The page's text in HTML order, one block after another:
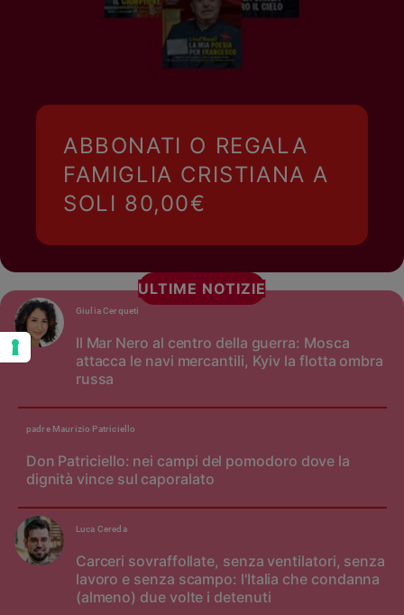
ABBONATI O REGALA
FAMIGLIA CRISTIANA A
SOLI 80,00€
ULTIME NOTIZIE
Il Mar Nero al centro della guerra: Mosca
attacca le navi mercantili, Kyiv la flotta ombra
russa
Giulia Cerqueti
Don Patriciello: nei campi del pomodoro dove la
dignità vince sul caporalato
padre Maurizio Patriciello
Carceri sovraffollate, senza ventilatori, senza
lavoro e senza scampo: l'Italia che condanna
(almeno) due volte i detenuti
Luca Cereda